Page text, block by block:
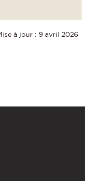
à jour : 9 avril 2026